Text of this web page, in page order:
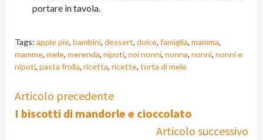
portare in tavola.
Tags: apple pie, bambini, dessert, dolce, famiglia, mamma,
mamme, mele, merenda, nipoti, noi nonni, nonna, nonni, nonni e
nipoti, pasta frolla, ricetta, ricette, torta di mele
Continue
Reading
Articolo precedente
I biscotti di mandorle e cioccolato
Articolo successivo